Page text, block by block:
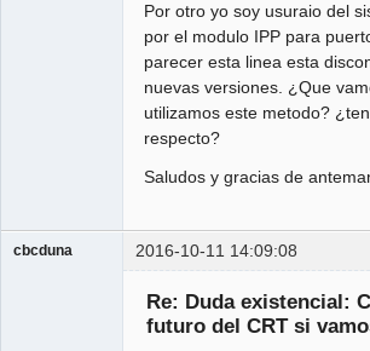
Por otro yo soy usuraio del
por el modulo IPP para
parecer esta linea esta
nuevas versiones. ¿Que
utilizamos este metodo?
respecto?
Saludos y gracias de
cbcduna 2016-10-11 14:09:08
Re: Duda existencial:
futuro del CRT si